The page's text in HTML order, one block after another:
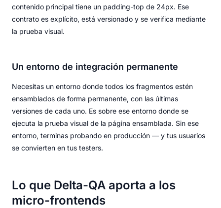
contenido principal tiene un padding-top de 24px. Ese
contrato es explícito, está versionado y se verifica mediante
la prueba visual.
Un entorno de integración permanente
Necesitas un entorno donde todos los fragmentos estén
ensamblados de forma permanente, con las últimas
versiones de cada uno. Es sobre ese entorno donde se
ejecuta la prueba visual de la página ensamblada. Sin ese
entorno, terminas probando en producción — y tus usuarios
se convierten en tus testers.
Lo que Delta-QA aporta a los
micro-frontends